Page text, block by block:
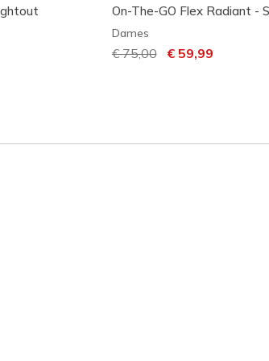
On-The-GO Flex Radiant -
Dames
Prijs verlaagd van
€ 75,00naar
€ 59,99